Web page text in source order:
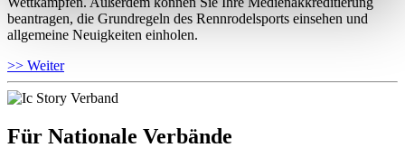
beantragen, die Grundregeln des Rennrodelsports einsehen und
allgemeine Neuigkeiten einholen.
>> Weiter
Für Nationale Verbände